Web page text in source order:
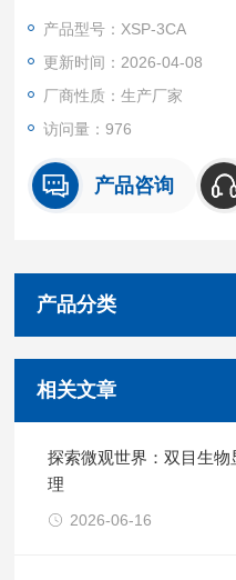
产品型号：XSP-3CA
更新时间：2026-04-08
厂商性质：生产厂家
访问量：976
产品咨询
产品分类
相关文章
探索微观世界：双目生
理
2026-06-16